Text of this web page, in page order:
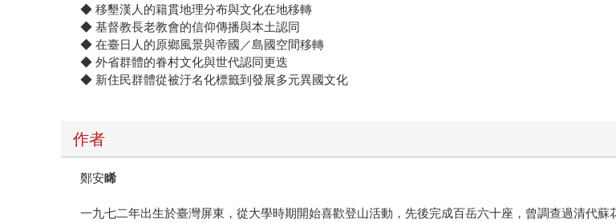
◆ 移墾漢人的籍貫地理分布與文化在地移轉
◆ 基督教長老教會的信仰傳播與本土認同
◆ 在臺日人的原鄉風景與帝國／島國空間移轉
◆ 外省群體的眷村文化與世代認同更迭
◆ 新住民群體從被汙名化標籤到發展多元異國文化
作者
鄭安睎
一九七二年出生於臺灣屏東，從大學時期開始喜歡登山活動，先後完成百岳六十座，曾調查過清代